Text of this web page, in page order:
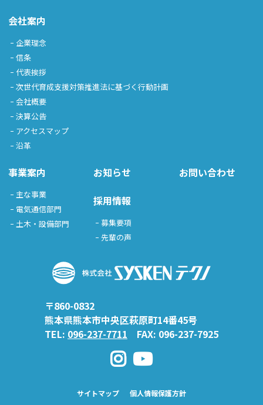
会社案内
企業理念
信条
代表挨拶
次世代育成支援対策推進法に基づく行動計画
会社概要
決算公告
アクセスマップ
沿革
事業案内
主な事業
電気通信部門
土木・設備部門
お知らせ
採用情報
募集要項
先輩の声
お問い合わせ
〒860-0832
熊本県熊本市中央区萩原町14番45号
TEL: 096-237-7711 FAX: 096-237-7925
ン
ネ
サイトマップ 個人情報保護方針